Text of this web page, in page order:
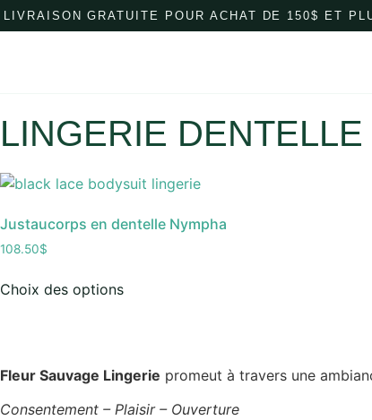
LIVRAISON GRATUITE POUR ACHAT DE 150$ ET
LINGERIE DENTELLE
Justaucorps en dentelle Nympha
108.50$
Choix des options
Fleur Sauvage Lingerie promeut à travers une
Consentement – Plaisir – Ouverture